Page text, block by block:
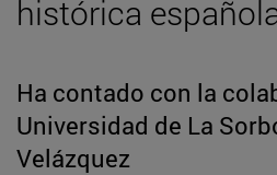
histórica
Ha contado con la
Universidad de La
Velázquez